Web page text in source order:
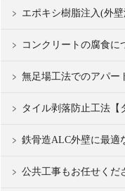
エポキシ樹脂注入(外
コンクリートの腐食に
無足場工法でのアパー
タイル剥落防止工法【
鉄骨造ALC外壁に最適
公共工事もお任せくだ